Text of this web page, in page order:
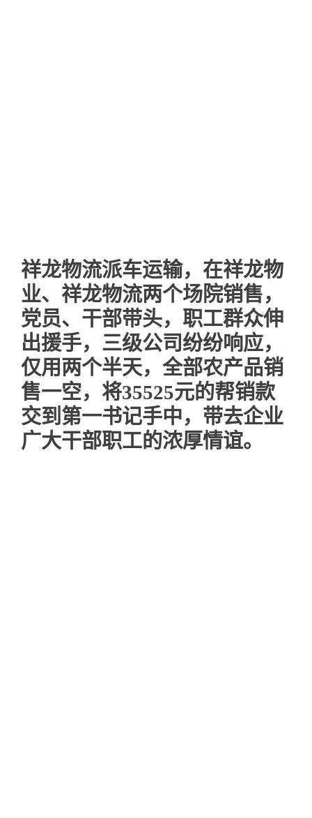
祥龙物流派车运输，在祥龙物
业、祥龙物流两个场院销售，
党员、干部带头，职工群众伸
出援手，三级公司纷纷响应，
仅用两个半天，全部农产品销
售一空，将35525元的帮销款
交到第一书记手中，带去企业
广大干部职工的浓厚情谊。